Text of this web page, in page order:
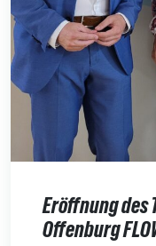
Eröffnung des
Offenburg